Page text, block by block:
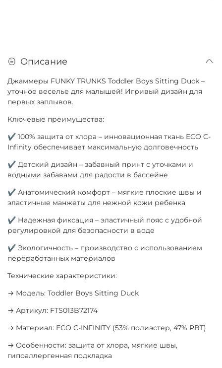
Описание
Джаммеры FUNKY TRUNKS Toddler Boys Sitting Duck –
уточное веселье для малышей! Игривый дизайн для
первых заплывов.
Ключевые преимущества:
✔ 100% защита от хлора – инновационная ткань ECO C-
Infinity обеспечивает максимальную долговечность
✔ Детский дизайн – забавный принт с уточками и
водными забавами для радости в бассейне
✔ Анатомический комфорт – мягкие плоские швы и
эластичные манжеты для нежной кожи ребенка
✔ Надежная фиксация – эластичный пояс с удобной
регулировкой для безопасности в воде
✔ Экологичность – производство с использованием
переработанных материалов
Технические характеристики:
→ Модель: Toddler Boys Sitting Duck
→ Артикул: FTS013B72174
→ Материал: ECO C-INFINITY (53% полиэстер, 47% PBT)
→ Особенности: защита от хлора, мягкие швы,
гипоаллергенная подкладка